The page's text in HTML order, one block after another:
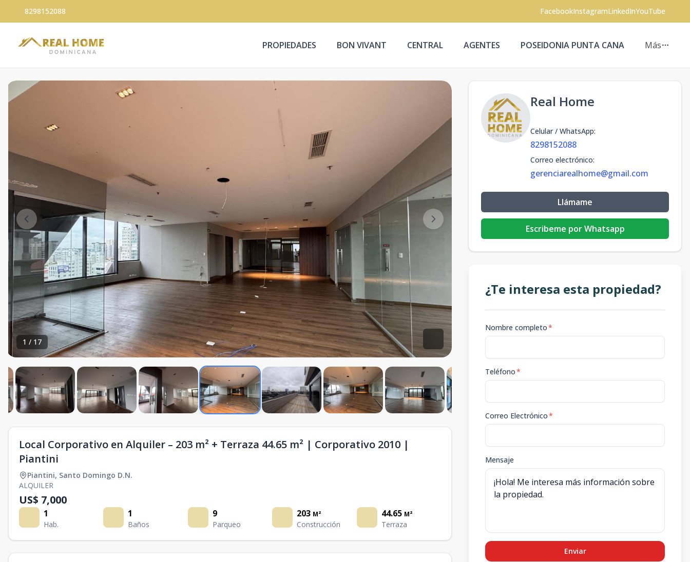
8298152088 FacebookInstagramLinkedInYouTube
PROPIEDADES BON VIVANT CENTRAL AGENTES POSEIDONIA PUNTA CANA Más
1 / 17
Local Corporativo en Alquiler – 203 m² + Terraza 44.65 m² | Corporativo 2010 |
Piantini
Piantini, Santo Domingo D.N.
ALQUILER
US$ 7,000
1
Hab.
1
Baños
9
Parqueo
203 M²
Construcción
44.65 M²
Terraza
Real Home
Celular / WhatsApp:
8298152088
Correo electrónico:
gerenciarealhome@gmail.com
Llámame
Escribeme por Whatsapp
¿Te interesa esta propiedad?
Nombre completo*
Teléfono*
Correo Electrónico*
Mensaje
Enviar